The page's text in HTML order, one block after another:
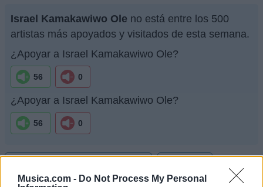
Musica.com - Do Not Process My Personal
Israel Kamakawiwo Ole no está entre los 500
artistas más apoyados y visitados de esta semana.
¿Apoyar a Israel Kamakawiwo Ole?
56 0
¿Apoyar a Israel Kamakawiwo Ole?
56 0